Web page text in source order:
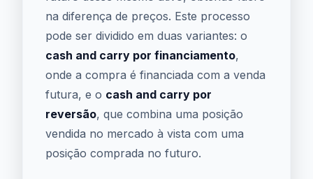
na diferença de preços. Este processo
pode ser dividido em duas variantes: o
cash and carry por financiamento,
onde a compra é financiada com a venda
futura, e o cash and carry por
reversão, que combina uma posição
vendida no mercado à vista com uma
posição comprada no futuro.